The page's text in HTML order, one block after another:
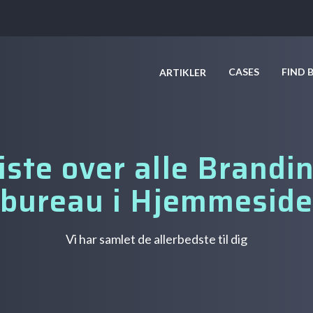
ARTIKLER CASES FIND
over alle
bureau i Hjemmeside
Vi har samlet de allerbedste til dig